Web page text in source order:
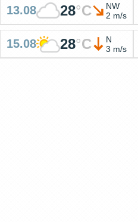
13.08 28°C
NW
2 m/s
15.08 28°C
N
3 m/s